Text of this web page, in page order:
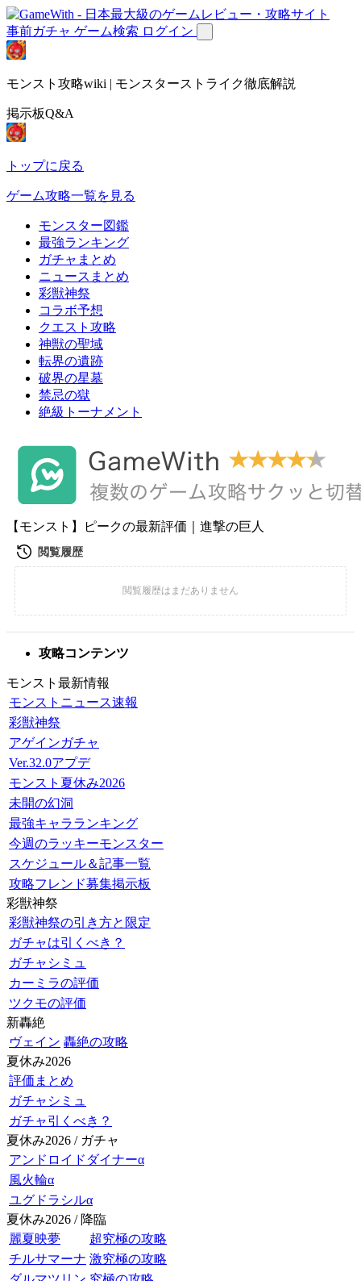
事前ガチャ ゲーム検索 ログイン
モンスト攻略wiki | モンスターストライク徹底解説
掲示板Q&A
トップに戻る
ゲーム攻略一覧を見る
モンスター図鑑
最強ランキング
ガチャまとめ
ニュースまとめ
彩獣神祭
コラボ予想
クエスト攻略
神獣の聖域
転界の遺跡
破界の星墓
禁忌の獄
絶級トーナメント
【モンスト】ピークの最新評価｜進撃の巨人
攻略コンテンツ
モンスト最新情報
モンストニュース速報
彩獣神祭
アゲインガチャ
Ver.32.0アプデ
モンスト夏休み2026
未開の幻洞
最強キャラランキング
今週のラッキーモンスター
スケジュール＆記事一覧
攻略フレンド募集掲示板
彩獣神祭
彩獣神祭の引き方と限定
ガチャは引くべき？
ガチャシミュ
カーミラの評価
ツクモの評価
新轟絶
ヴェイン 轟絶の攻略
夏休み2026
評価まとめ
ガチャシミュ
ガチャ引くべき？
夏休み2026 / ガチャ
アンドロイドダイナーα
風火輪α
ユグドラシルα
夏休み2026 / 降臨
麗夏映夢
超究極の攻略
チルサマーナ 激究極の攻略